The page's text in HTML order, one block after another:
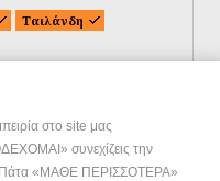
στο site μας
συνεχίζεις την
Πάτα «ΜΑΘΕ ΠΕΡΙΣΣΟΤΕΡΑ»
Ταιλάνδη